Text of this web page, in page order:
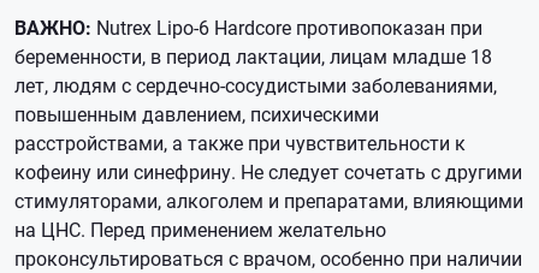
ВАЖНО: Nutrex Lipo-6 Hardcore противопоказан при
беременности, в период лактации, лицам младше 18
лет, людям с сердечно-сосудистыми заболеваниями,
повышенным давлением, психическими
расстройствами, а также при чувствительности к
кофеину или синефрину. Не следует сочетать с другими
стимуляторами, алкоголем и препаратами, влияющими
на ЦНС. Перед применением желательно
проконсультироваться с врачом, особенно при наличии